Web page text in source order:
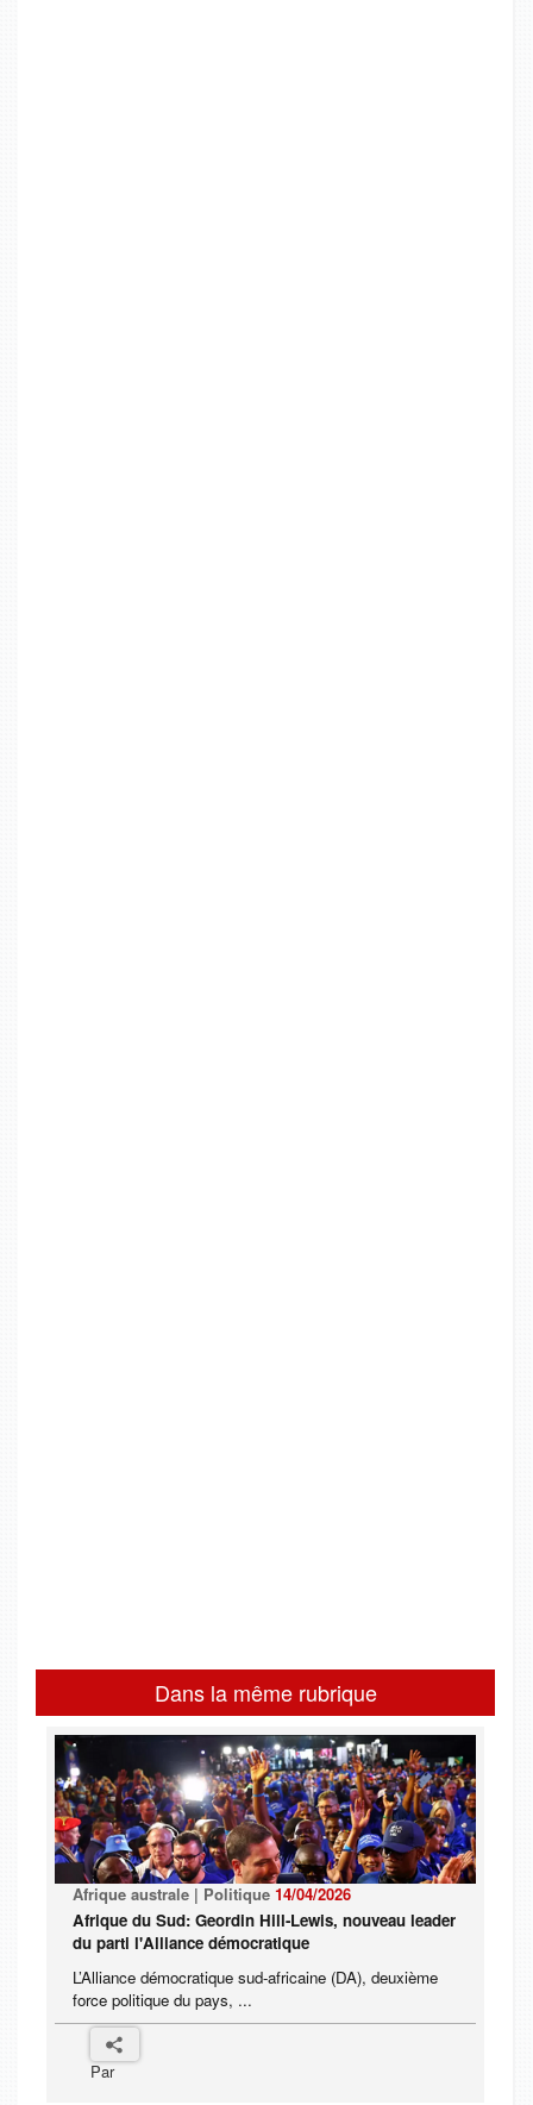
Dans la même rubrique
Afrique australe | Politique 14/04/2026
Afrique du Sud: Geordin Hill-Lewis, nouveau leader
du parti l'Alliance démocratique
L’Alliance démocratique sud-africaine (DA), deuxième
force politique du pays, ...
Par